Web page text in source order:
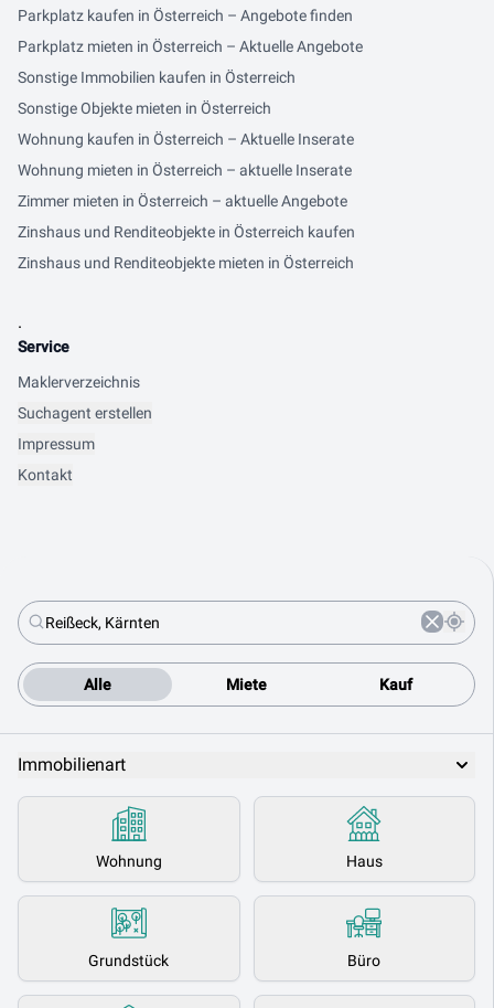
Alle Miete Kauf
Immobilienart
Wohnung Haus
Grundstück Büro
Parkplatz kaufen in Österreich – Angebote finden
Parkplatz mieten in Österreich – Aktuelle Angebote
Sonstige Immobilien kaufen in Österreich
Sonstige Objekte mieten in Österreich
Wohnung kaufen in Österreich – Aktuelle Inserate
Wohnung mieten in Österreich – aktuelle Inserate
Zimmer mieten in Österreich – aktuelle Angebote
Zinshaus und Renditeobjekte in Österreich kaufen
Zinshaus und Renditeobjekte mieten in Österreich
.
Service
Maklerverzeichnis
Suchagent erstellen
Impressum
Kontakt